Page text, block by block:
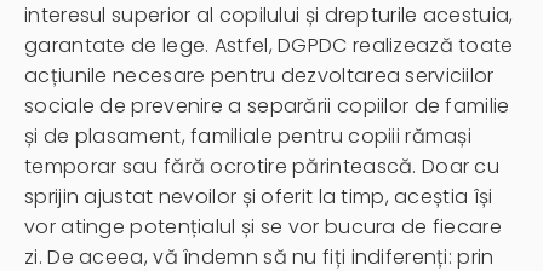
interesul superior al copilului și drepturile acestuia,
garantate de lege. Astfel, DGPDC realizează toate
acțiunile necesare pentru dezvoltarea serviciilor
sociale de prevenire a separării copiilor de familie
și de plasament, familiale pentru copiii rămași
temporar sau fără ocrotire părintească. Doar cu
sprijin ajustat nevoilor și oferit la timp, aceștia își
vor atinge potențialul și se vor bucura de fiecare
zi. De aceea, vă îndemn să nu fiți indiferenți: prin